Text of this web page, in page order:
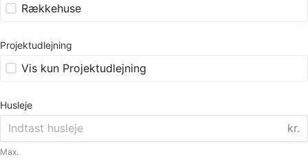
Rækkehuse
Projektudlejning
Vis kun Projektudlejning
Husleje
kr.
Max.